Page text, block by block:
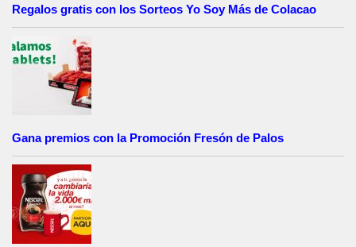
Regalos gratis con los Sorteos Yo Soy Más de Colacao
Gana premios con la Promoción Fresón de Palos